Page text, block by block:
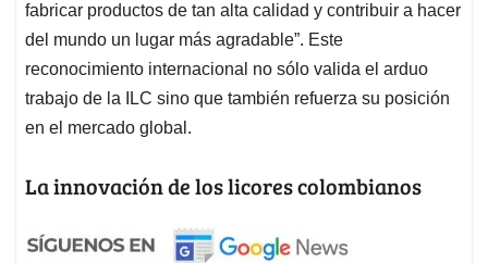
fabricar productos de tan alta calidad y contribuir a hacer
del mundo un lugar más agradable”. Este
reconocimiento internacional no sólo valida el arduo
trabajo de la ILC sino que también refuerza su posición
en el mercado global.
La innovación de los licores colombianos